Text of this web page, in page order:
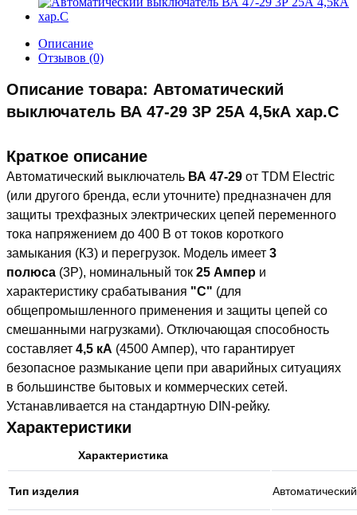
Описание
Отзывов (0)
Описание товара: Автоматический
выключатель ВА 47-29 3Р 25А 4,5кА хар.С
Краткое описание
Автоматический выключатель ВА 47-29 от TDM Electric
(или другого бренда, если уточните) предназначен для
защиты трехфазных электрических цепей переменного
тока напряжением до 400 В от токов короткого
замыкания (КЗ) и перегрузок. Модель имеет 3
полюса (3Р), номинальный ток 25 Ампер и
характеристику срабатывания "С" (для
общепромышленного применения и защиты цепей со
смешанными нагрузками). Отключающая способность
составляет 4,5 кА (4500 Ампер), что гарантирует
безопасное размыкание цепи при аварийных ситуациях
в большинстве бытовых и коммерческих сетей.
Устанавливается на стандартную DIN-рейку.
Характеристики
Характеристика
Тип изделия